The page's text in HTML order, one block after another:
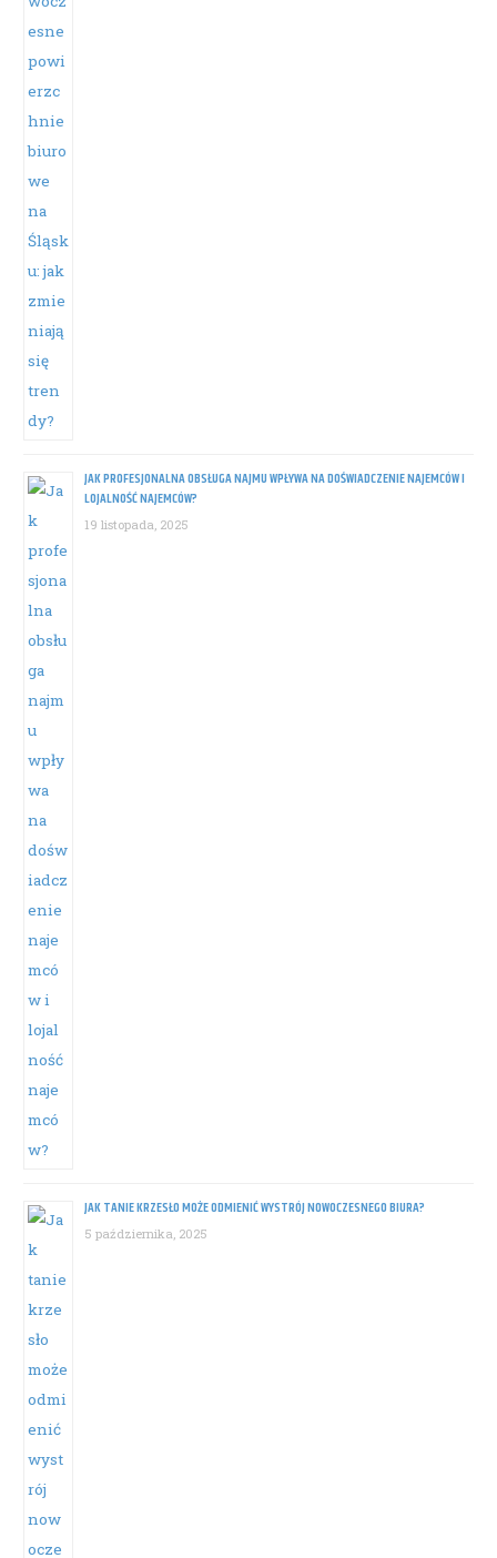
JAK PROFESJONALNA OBSŁUGA NAJMU WPŁYWA NA DOŚWIADCZENIE NAJEMCÓW I
LOJALNOŚĆ NAJEMCÓW?
19 listopada, 2025
JAK TANIE KRZESŁO MOŻE ODMIENIĆ WYSTRÓJ NOWOCZESNEGO BIURA?
5 października, 2025